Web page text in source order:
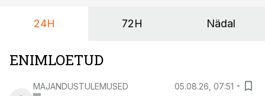
24H 72H Nädal
ENIMLOETUD
MAJANDUSTULEMUSED 05.08.26, 07:51